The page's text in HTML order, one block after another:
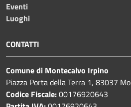
Eventi
Luoghi
CONTATTI
Comune di Montecalvo Irpino
Piazza Porta della Terra 1, 83037
Codice Fiscale:00176920643